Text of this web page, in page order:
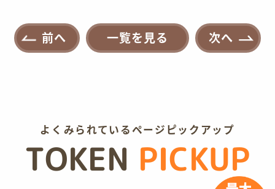
前へ 一覧を見る 次へ
よくみられているページピックアップ
TOKEN PICKUP